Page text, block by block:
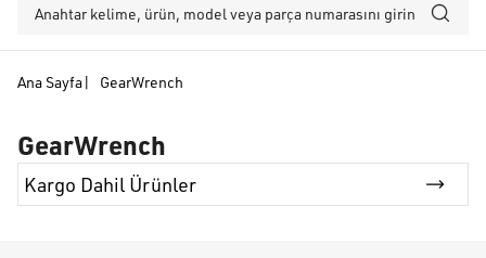
Ana Sayfa| GearWrench
GearWrench
Kargo Dahil Ürünler